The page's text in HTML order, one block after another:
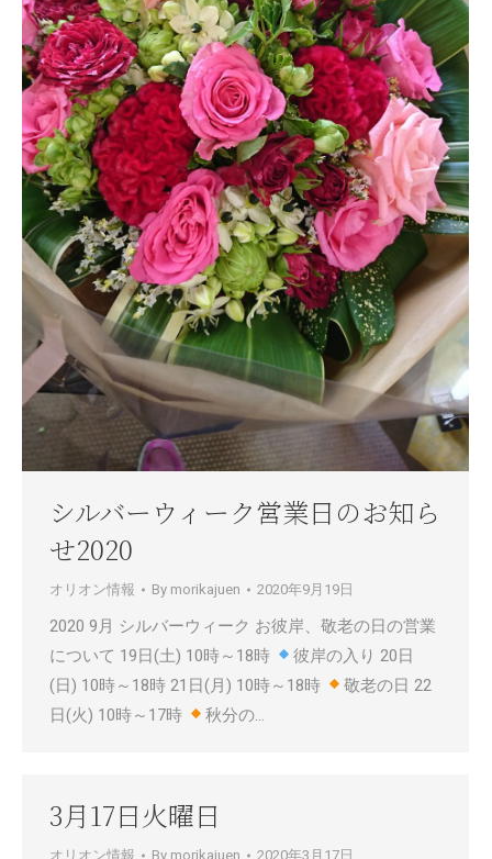
シルバーウィーク営業日のお知ら
せ2020
オリオン情報 By morikajuen 2020年9月19日
2020 9月 シルバーウィーク お彼岸、敬老の日の営業
について 19日(土) 10時～18時
彼岸の入り 20日
(日) 10時～18時 21日(月) 10時～18時
敬老の日 22
日(火) 10時～17時
秋分の…
3月17日火曜日
オリオン情報 By morikajuen 2020年3月17日